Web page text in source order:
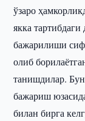
ўзаро
якка
бажарилиши
олиб
танишдилар.
бажариш
билан бирга